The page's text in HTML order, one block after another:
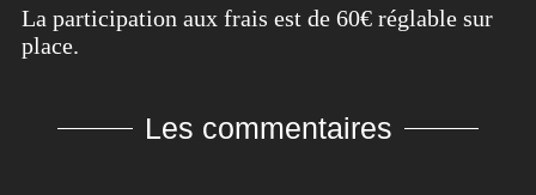
La participation aux frais est de 60€ réglable sur
place.
Les commentaires